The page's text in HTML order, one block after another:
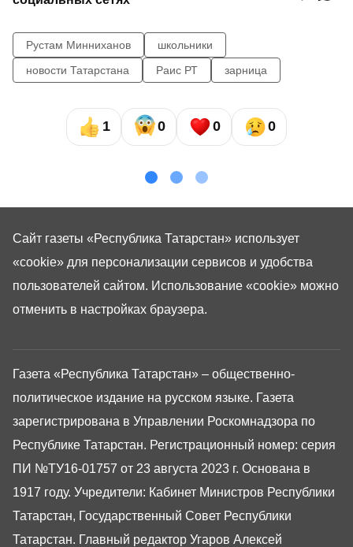
Рустам Минниханов
школьники
новости Татарстана
Раис РТ зарница
1 0 0 0
Газета «Республика Татарстан» – общественно-
политическое издание на русском языке. Газета
зарегистрирована в Управлении Роскомнадзора по
Республике Татарстан. Регистрационный номер: серия
ПИ №ТУ16-01757 от 23 августа 2023 г. Основана в
1917 году. Учредители: Кабинет Министров Республики
Татарстан, Государственный Совет Республики
Татарстан. Главный редактор Угаров Алексей
Сайт газеты «Республика Татарстан» использует
«cookie» для персонализации сервисов и удобства
пользователей сайтом. Использование «cookie» можно
отменить в настройках браузера.